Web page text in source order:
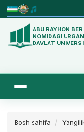
ABU RAYHON
NOMIDAGI
DAVLAT
Bosh sahifa